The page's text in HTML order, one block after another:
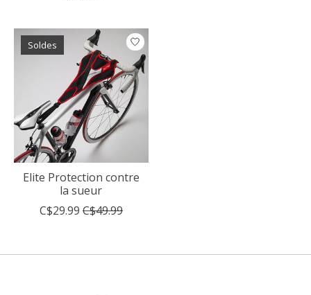
Soldes
Elite Protection contre
la sueur
C$29.99 C$49.99